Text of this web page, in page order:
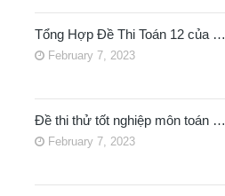
Tổng Hợp Đề Thi Toán 12 của …
February 7, 2023
Đề thi thử tốt nghiệp môn toán …
February 7, 2023